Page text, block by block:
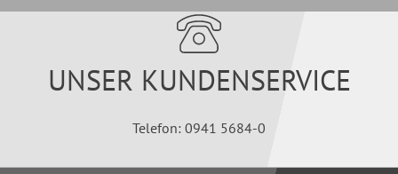
UNSER KUNDENSERVICE
Telefon: 0941 5684-0